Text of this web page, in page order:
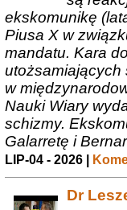
ekskomunikę
Piusa X w
mandatu. Kara
utożsamiających
w
Nauki Wiary
schizmy.
Galarretę i
LIP-04 - 2026 |
Dr